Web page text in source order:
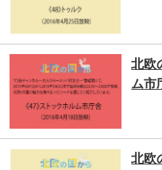
北欧
ム市
北欧